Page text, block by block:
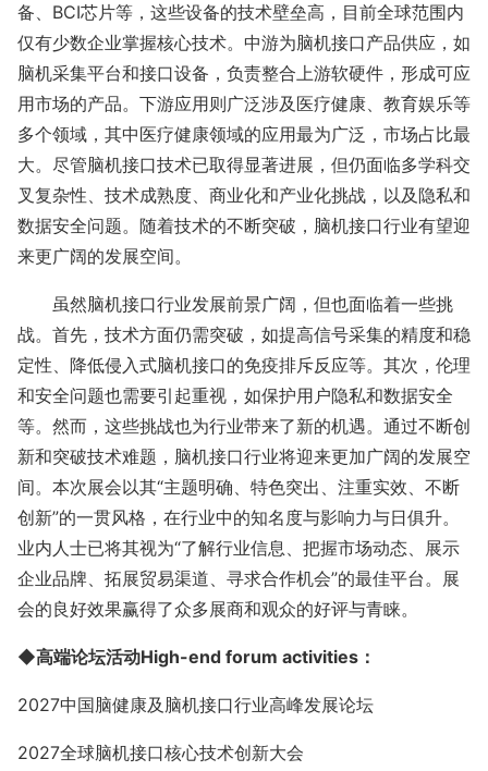
备、 BCI芯片等，这些设备的技术壁垒高，目前全球范围内
仅有少数企业掌握核心技术。中游为脑机接口产品供应，如
脑机采集平台和接口设备，负责整合上游软硬件，形成可应
用市场的产品。下游应用则广泛涉及医疗健康、教育娱乐等
多个领域，其中医疗健康领域的应用最为广泛，市场占比最
大。尽管脑机接口技术已取得显著进展，但仍面临多学科交
叉复杂性、技术成熟度、商业化和产业化挑战，以及隐私和
数据安全问题。随着技术的不断突破，脑机接口行业有望迎
来更广阔的发展空间。
虽然脑机接口行业发展前景广阔，但也面临着一些挑
战。首先，技术方面仍需突破，如提高信号采集的精度和稳
定性、降低侵入式脑机接口的免疫排斥反应等。其次，伦理
和安全问题也需要引起重视，如保护用户隐私和数据安全
等。然而，这些挑战也为行业带来了新的机遇。通过不断创
新和突破技术难题，脑机接口行业将迎来更加广阔的发展空
间。本次展会以其“主题明确、特色突出、注重实效、不断
创新”的一贯风格，在行业中的知名度与影响力与日俱升。
业内人士已将其视为“了解行业信息、把握市场动态、展示
企业品牌、拓展贸易渠道、寻求合作机会”的最佳平台。展
会的良好效果赢得了众多展商和观众的好评与青睐。
◆高端论坛活动High-end forum activities：
2027中国脑健康及脑机接口行业高峰发展论坛
2027全球脑机接口核心技术创新大会